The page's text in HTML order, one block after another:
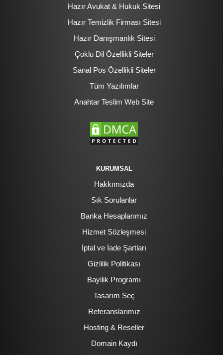
Hazır Avukat & Hukuk Sitesi
Hazır Temizlik Firması Sitesi
Hazır Danışmanlık Sitesi
Çoklu Dil Özellikli Siteler
Sanal Pos Özellikli Siteler
Tüm Yazılımlar
Anahtar Teslim Web Site
KURUMSAL
Hakkımızda
Sık Sorulanlar
Banka Hesaplarımız
Hizmet Sözleşmesi
İptal ve İade Şartları
Gizlilik Politikası
Bayilik Programı
Tasarım Seç
Referanslarımız
Hosting & Reseller
Domain Kaydı